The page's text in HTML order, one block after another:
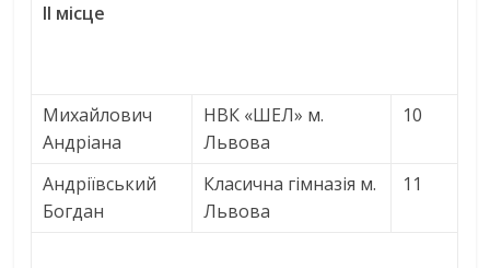
ІІ місце
Михайлович
Андріана
НВК «ШЕЛ» м.
Львова
10
Андріївський
Богдан
Класична гімназія м.
Львова
11